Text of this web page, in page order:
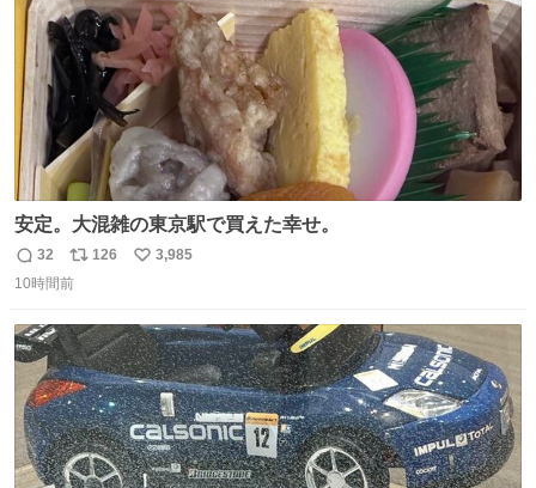
安定。大混雑の東京駅で買えた幸せ。
返
信
32
リ
ポ
ト
数
126
い
数
3,985
10時間前